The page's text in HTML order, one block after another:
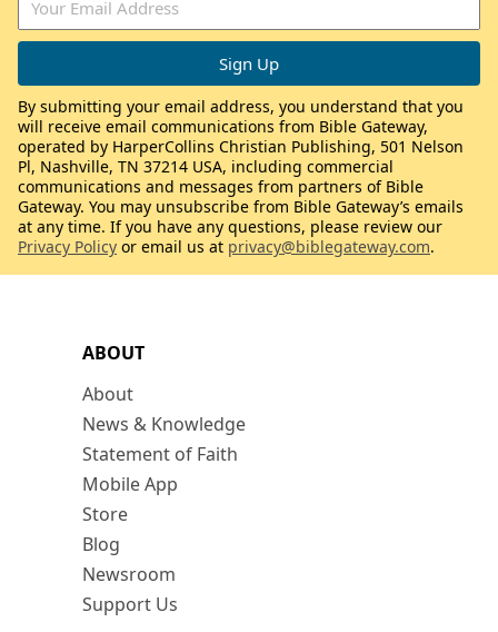
ABOUT
About
News & Knowledge
Statement of Faith
Mobile App
Store
Blog
Newsroom
Support Us
By submitting your email address, you understand that you
will receive email communications from Bible Gateway,
operated by HarperCollins Christian Publishing, 501 Nelson
Pl, Nashville, TN 37214 USA, including commercial
communications and messages from partners of Bible
Gateway. You may unsubscribe from Bible Gateway’s emails
at any time. If you have any questions, please review our
Privacy Policy or email us at privacy@biblegateway.com.